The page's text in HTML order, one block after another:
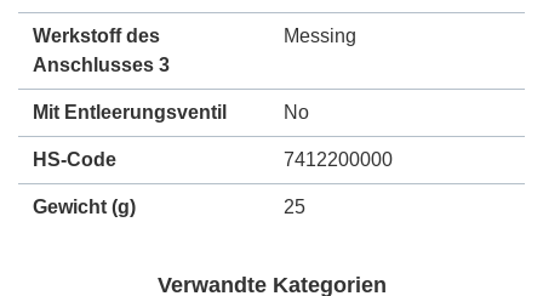
Werkstoff des
Anschlusses 3
Messing
Mit Entleerungsventil No
HS-Code 7412200000
Gewicht (g) 25
Verwandte Kategorien